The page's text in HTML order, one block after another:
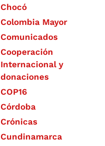
Chocó
Colombia Mayor
Comunicados
Cooperación
Internacional y
donaciones
COP16
Córdoba
Crónicas
Cundinamarca